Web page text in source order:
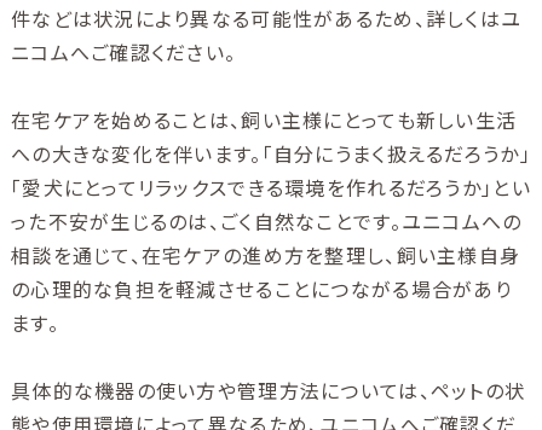
件などは状況により異なる可能性があるため、詳しくはユ
ニコムへご確認ください。
在宅ケアを始めることは、飼い主様にとっても新しい生活
への大きな変化を伴います。「自分にうまく扱えるだろうか」
「愛犬にとってリラックスできる環境を作れるだろうか」とい
った不安が生じるのは、ごく自然なことです。ユニコムへの
相談を通じて、在宅ケアの進め方を整理し、飼い主様自身
の心理的な負担を軽減させることにつながる場合があり
ます。
具体的な機器の使い方や管理方法については、ペットの状
態や使用環境によって異なるため、ユニコムへご確認くだ